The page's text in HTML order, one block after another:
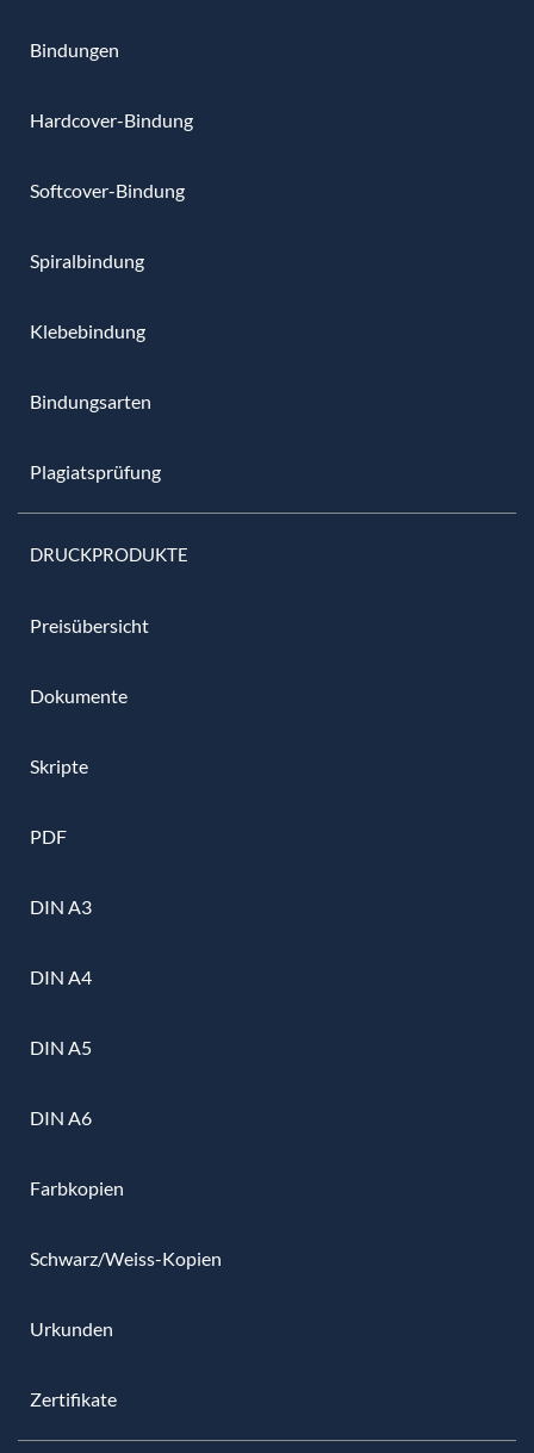
Bindungen
Hardcover-Bindung
Softcover-Bindung
Spiralbindung
Klebebindung
Bindungsarten
Plagiatsprüfung
DRUCKPRODUKTE
Preisübersicht
Dokumente
Skripte
PDF
DIN A3
DIN A4
DIN A5
DIN A6
Farbkopien
Schwarz/Weiss-Kopien
Urkunden
Zertifikate